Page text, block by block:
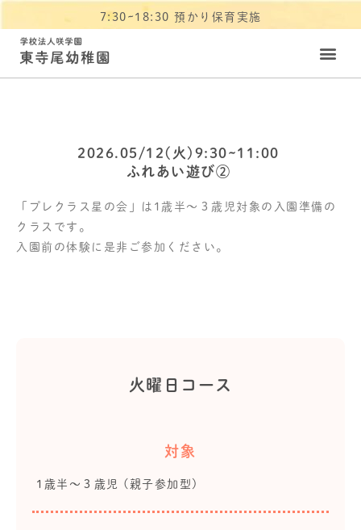
7:30~18:30 預かり保育実施
2026.05/12(火)9:30~11:00
ふれあい遊び②
「プレクラス星の会」は1歳半～３歳児対象の入園準備の
クラスです。
入園前の体験に是非ご参加ください。
火曜日コース
対象
1歳半～３歳児 (親子参加型)